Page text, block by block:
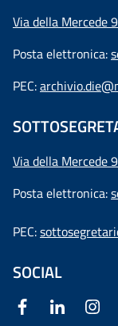
Via della Mercede
Posta elettronica:
PEC:
Via della Mercede 9
Posta elettronica:
PEC:
SOCIAL